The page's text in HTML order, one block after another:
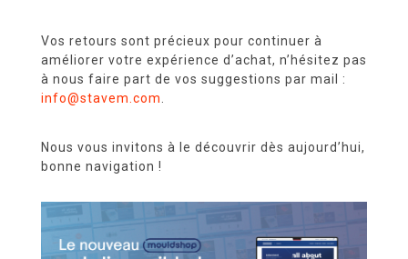
DOCUMENTATION
STAVEM
Vos retours sont précieux pour continuer à
améliorer votre expérience d’achat, n’hésitez pas
à nous faire part de vos suggestions par mail :
info@stavem.com
Nous vous invitons à le découvrir dès aujourd’hui,
bonne navigation !